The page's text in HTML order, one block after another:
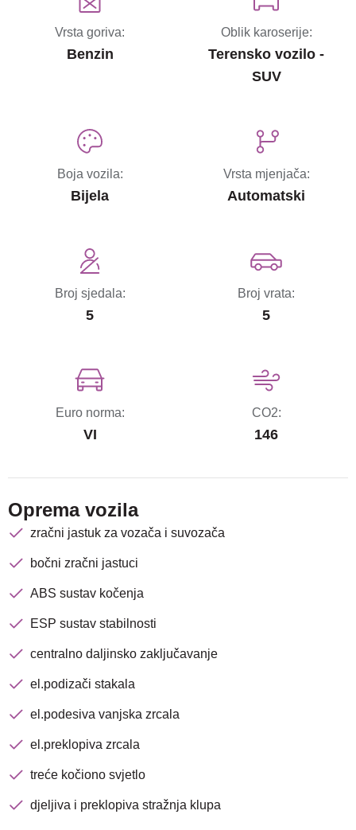
Vrsta goriva:
Benzin
Oblik karoserije:
Terensko vozilo -
SUV
Boja vozila:
Bijela
Vrsta mjenjača:
Automatski
Broj sjedala:
5
Broj vrata:
5
Euro norma:
VI
CO2:
146
Oprema vozila
zračni jastuk za vozača i suvozača
bočni zračni jastuci
ABS sustav kočenja
ESP sustav stabilnosti
centralno daljinsko zaključavanje
el.podizači stakala
el.podesiva vanjska zrcala
el.preklopiva zrcala
treće kočiono svjetlo
djeljiva i preklopiva stražnja klupa